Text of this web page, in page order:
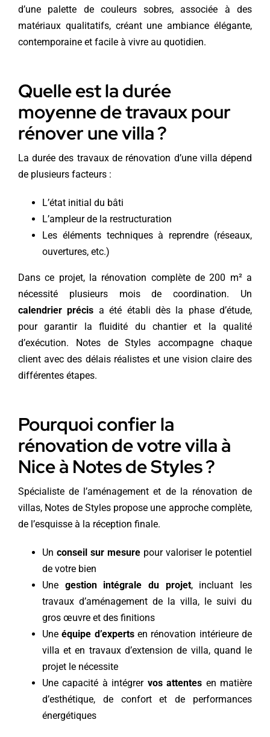
d’une palette de couleurs sobres, associée à des
matériaux qualitatifs, créant une ambiance élégante,
contemporaine et facile à vivre au quotidien.
Quelle est la durée
moyenne de travaux pour
rénover une villa ?
La durée des travaux de rénovation d’une villa dépend
de plusieurs facteurs :
L’état initial du bâti
L’ampleur de la restructuration
Les éléments techniques à reprendre (réseaux,
ouvertures, etc.)
Dans ce projet, la rénovation complète de 200 m² a
nécessité plusieurs mois de coordination. Un
calendrier précis a été établi dès la phase d’étude,
pour garantir la fluidité du chantier et la qualité
d’exécution. Notes de Styles accompagne chaque
client avec des délais réalistes et une vision claire des
différentes étapes.
Pourquoi confier la
rénovation de votre villa à
Nice à Notes de Styles ?
Spécialiste de l’aménagement et de la rénovation de
villas, Notes de Styles propose une approche complète,
de l’esquisse à la réception finale.
Un conseil sur mesure pour valoriser le potentiel
de votre bien
Une gestion intégrale du projet, incluant les
travaux d’aménagement de la villa, le suivi du
gros œuvre et des finitions
Uneéquipe d’expertsen rénovation intérieure de
villa et en travaux d’extension de villa, quand le
projet le nécessite
Une capacité à intégrer vos attentes en matière
d’esthétique, de confort et de performances
énergétiques